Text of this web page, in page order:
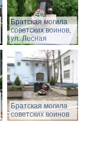
Братская могила
советских воинов,
ул. Лесная
Братская могила
советских воинов